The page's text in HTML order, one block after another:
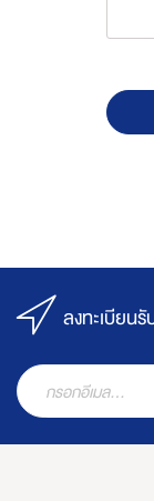
ลงทะเบียน